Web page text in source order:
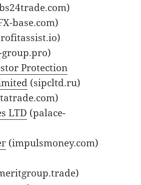
base.com)
Protection
(sipcltd.ru)
LTD (palace-
(impulsmoney.com)